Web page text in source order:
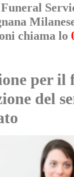
Funeral
chiama lo
per il
del